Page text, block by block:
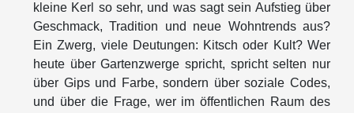
kleine Kerl so sehr, und was sagt sein Aufstieg über
Geschmack, Tradition und neue Wohntrends aus?
Ein Zwerg, viele Deutungen: Kitsch oder Kult? Wer
heute über Gartenzwerge spricht, spricht selten nur
über Gips und Farbe, sondern über soziale Codes,
und über die Frage, wer im öffentlichen Raum des